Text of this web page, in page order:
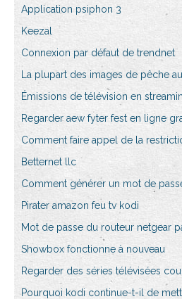
Application psiphon 3
Keezal
Connexion par défaut de trendnet
La plupart des images de pêche
Émissions de télévision en
Regarder aew fyter fest en ligne
Comment faire appel de la
Betternet llc
Comment générer un mot de
Pirater amazon feu tv kodi
Mot de passe du routeur netgear
Showbox fonctionne à nouveau
Regarder des séries télévisées
Pourquoi kodi continue-t-il de